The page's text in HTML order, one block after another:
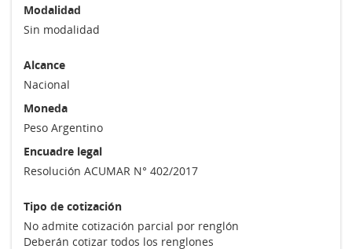
Modalidad
Sin modalidad
Alcance
Nacional
Moneda
Peso Argentino
Encuadre legal
Resolución ACUMAR N° 402/2017
Tipo de cotización
No admite cotización parcial por renglón
Deberán cotizar todos los renglones